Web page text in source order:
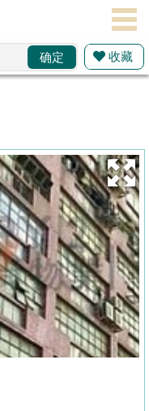
确定 收藏